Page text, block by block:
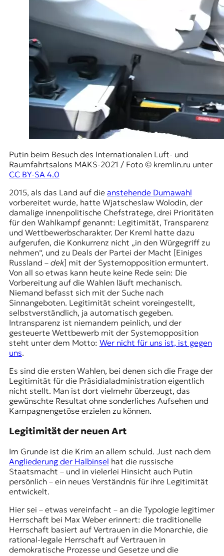
Putin beim Besuch des Internationalen Luft- und
Raumfahrtsalons MAKS-2021 / Foto © kremlin.ru unter
CC BY-SA 4.0
2015, als das Land auf die anstehende Dumawahl
vorbereitet wurde, hatte Wjatscheslaw Wolodin, der
damalige innenpolitische Chefstratege, drei Prioritäten
für den Wahlkampf genannt: Legitimität, Transparenz
und Wettbewerbscharakter. Der Kreml hatte dazu
aufgerufen, die Konkurrenz nicht „in den Würgegriff zu
nehmen“, und zu Deals der Partei der Macht [Einiges
Russland – dek] mit der Systemoppositionermuntert.
Von all so etwas kann heute keine Rede sein: Die
Vorbereitung auf die Wahlen läuft mechanisch.
Niemand befasst sich mit der Suche nach
Sinnangeboten. Legitimität scheint voreingestellt,
selbstverständlich, ja automatisch gegeben.
Intransparenz ist niemandem peinlich, und der
gesteuerte Wettbewerb mit der Systemopposition
steht unter dem Motto: Wer nicht für uns ist, ist gegen
uns.
Es sind die ersten Wahlen, bei denen sich die Frage der
Legitimität für die Präsidialadministration eigentlich
nicht stellt. Man ist dort vielmehr überzeugt, das
gewünschte Resultat ohne sonderliches Aufsehen und
Kampagnengetöse erzielen zu können.
Legitimität der neuen Art
Im Grunde ist die Krim an allem schuld. Just nach dem
Angliederung der Halbinsel hat die russische
Staatsmacht – und in vielerlei Hinsicht auch Putin
persönlich – ein neues Verständnis für ihre Legitimität
entwickelt.
Hier sei – etwas vereinfacht – an die Typologie legitimer
Herrschaft bei Max Weber erinnert: die traditionelle
Herrschaft basiert auf Vertrauen in die Monarchie, die
rational-legale Herrschaft auf Vertrauen in
demokratische Prozesse und Gesetze und die